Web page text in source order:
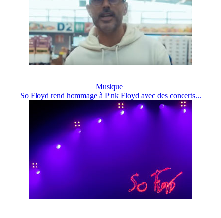
Musique
So Floyd rend hommage à Pink Floyd avec des concerts...